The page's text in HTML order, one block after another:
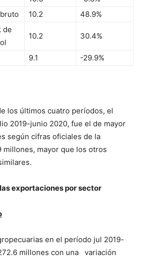
10.2
48.9%
de
10.2 30.4%
9.1 -29.9%
los últimos cuatro períodos, el
2019-junio 2020, fue el de mayor
según cifras oficiales de la
mayor que los otros
exportaciones por sector
en el período jul 2019-
millones con una variación